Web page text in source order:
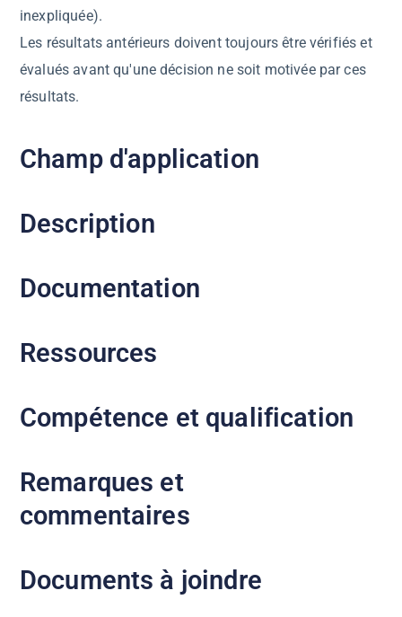
inexpliquée).
Les résultats antérieurs doivent toujours être vérifiés et
évalués avant qu'une décision ne soit motivée par ces
résultats.
Champ d'application
Description
Documentation
Ressources
Compétence et qualification
Remarques et
commentaires
Documents à joindre